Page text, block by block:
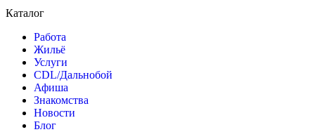
Каталог
Работа
Жильё
Услуги
CDL/Дальнобой
Афиша
Знакомства
Новости
Блог